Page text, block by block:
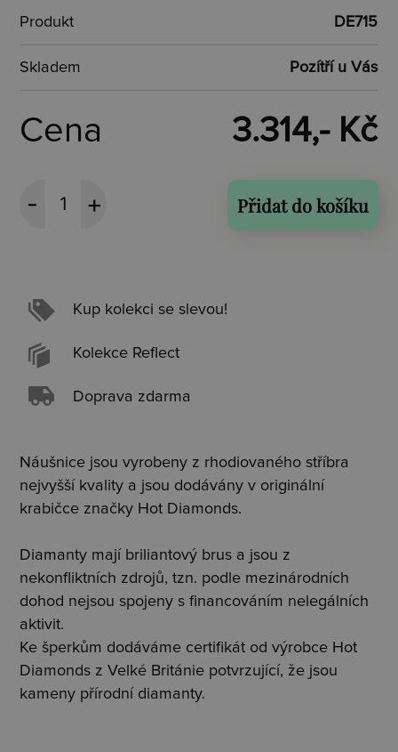
Produkt DE715
Skladem Pozítří u Vás
Cena 3.314,- Kč
Přidat do košíku
Kup kolekci se slevou!
Kolekce Reflect
Doprava zdarma
Náušnice jsou vyrobeny z rhodiovaného stříbra
nejvyšší kvality a jsou dodávány v originální
krabičce značky Hot Diamonds.
Diamanty mají briliantový brus a jsou z
nekonfliktních zdrojů, tzn. podle mezinárodních
dohod nejsou spojeny s financováním nelegálních
aktivit.
Ke šperkům dodáváme certifikát od výrobce Hot
Diamonds z Velké Británie potvrzující, že jsou
kameny přírodní diamanty.